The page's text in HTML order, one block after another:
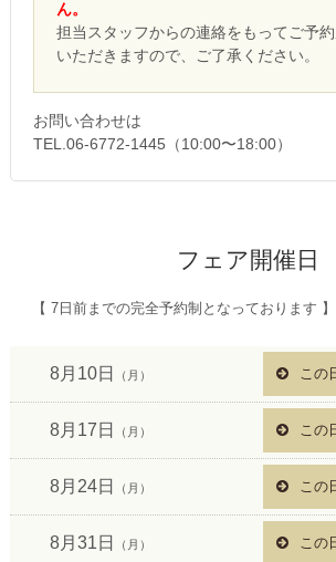
ん。
担当スタッフからの連絡をもってご予
いただきますので、ご了承ください。
お問い合わせは
TEL.06-6772-1445（10:00〜18:00）
フェア開催日
【 7日前までの完全予約制となっております 】
8月10日 （月） この
8月17日 （月） この
8月24日 （月） この
8月31日 （月） この